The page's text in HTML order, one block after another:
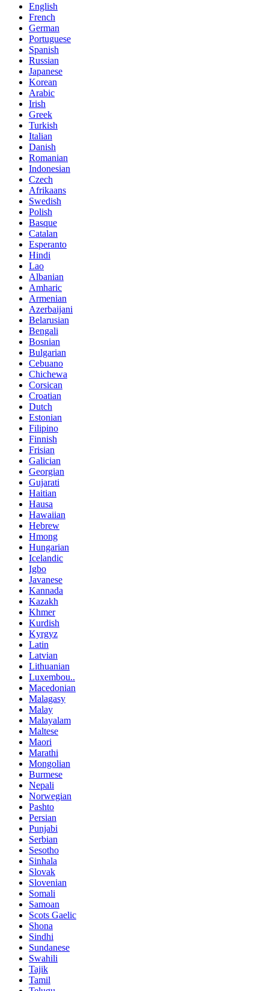
English
French
German
Portuguese
Spanish
Russian
Japanese
Korean
Arabic
Irish
Greek
Turkish
Italian
Danish
Romanian
Indonesian
Czech
Afrikaans
Swedish
Polish
Basque
Catalan
Esperanto
Hindi
Lao
Albanian
Amharic
Armenian
Azerbaijani
Belarusian
Bengali
Bosnian
Bulgarian
Cebuano
Chichewa
Corsican
Croatian
Dutch
Estonian
Filipino
Finnish
Frisian
Galician
Georgian
Gujarati
Haitian
Hausa
Hawaiian
Hebrew
Hmong
Hungarian
Icelandic
Igbo
Javanese
Kannada
Kazakh
Khmer
Kurdish
Kyrgyz
Latin
Latvian
Lithuanian
Luxembou..
Macedonian
Malagasy
Malay
Malayalam
Maltese
Maori
Marathi
Mongolian
Burmese
Nepali
Norwegian
Pashto
Persian
Punjabi
Serbian
Sesotho
Sinhala
Slovak
Slovenian
Somali
Samoan
Scots Gaelic
Shona
Sindhi
Sundanese
Swahili
Tajik
Tamil